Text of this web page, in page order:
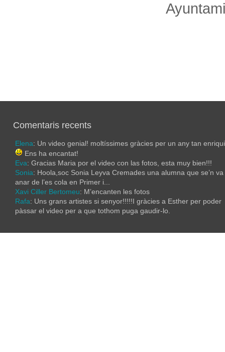
Comentaris recents
Elena: Un video genial! moltíssimes gràcies per un any tan
Ens ha encantat!
Eva: Gracias Maria por el video con las fotos, esta muy bien!!!
Sonia: Hoola,soc Sonia Leyva Cremades una alumna que se’n va
anar de l’es cola en Primer i...
Xavi Ciller Bertomeu: M’encanten les fotos
Rafa: Uns grans artistes si senyor!!!!!I gràcies a Esther per poder
pàssar el video per a que tothom puga gaudir-lo.